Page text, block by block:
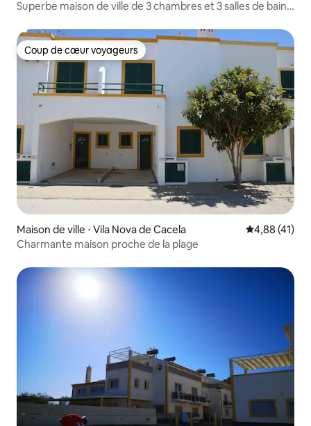
Superbe maison de ville de 3 chambres et 3 salles de bain
Coup de cœur voyageurs
Coup de cœur voyageurs
Maison de ville ⋅ Vila Nova de Cacela Évaluation
4,88 (41)
Charmante maison proche de la plage